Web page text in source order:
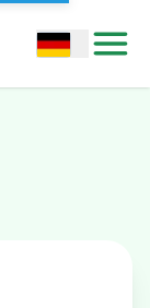
Open options